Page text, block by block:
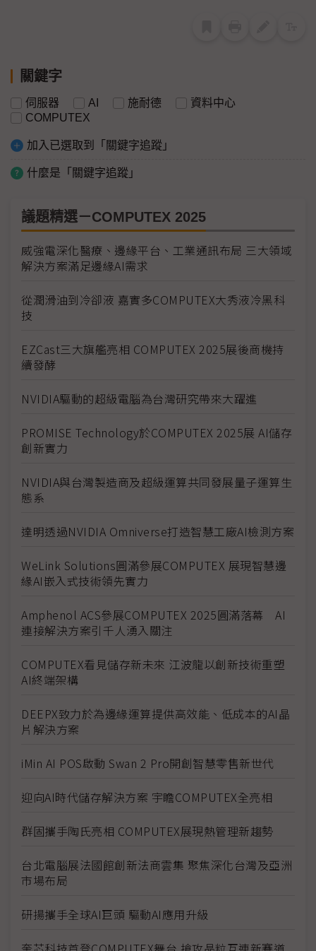
關鍵字
伺服器 AI 施耐德
資料中心
COMPUTEX
加入已選取到「關鍵字追蹤」
什麼是「關鍵字追蹤」
議題精選－COMPUTEX 2025
威強電深化醫療、邊緣平台、工業通訊布局 三大領域
解決方案滿足邊緣AI需求
從潤滑油到冷卻液 嘉實多COMPUTEX大秀液冷黑科
技
EZCast三大旗艦亮相 COMPUTEX 2025展後商機持
續發酵
NVIDIA驅動的超級電腦為台灣研究帶來大躍進
PROMISE Technology於COMPUTEX 2025展 AI儲存
創新實力
NVIDIA與台灣製造商及超級運算共同發展量子運算生
態系
達明透過NVIDIA Omniverse打造智慧工廠AI檢測方案
WeLink Solutions圓滿參展COMPUTEX 展現智慧邊
緣AI嵌入式技術領先實力
Amphenol ACS參展COMPUTEX 2025圓滿落幕 AI
連接解決方案引千人湧入關注
COMPUTEX看見儲存新未來 江波龍以創新技術重塑
AI終端架構
DEEPX致力於為邊緣運算提供高效能、低成本的AI晶
片解決方案
iMin AI POS啟動 Swan 2 Pro開創智慧零售新世代
迎向AI時代儲存解決方案 宇瞻COMPUTEX全亮相
群固攜手陶氏亮相 COMPUTEX展現熱管理新趨勢
台北電腦展法國館創新法商雲集 聚焦深化台灣及亞洲
市場布局
研揚攜手全球AI巨頭 驅動AI應用升級